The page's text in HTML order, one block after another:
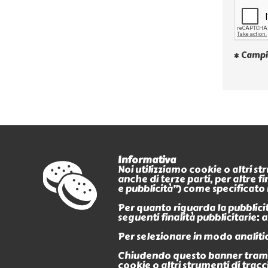
*
PAGAMENTI
CERTIFICATI
Informativa
Noi utilizziamo cookie o altri
anche di terze parti, per altre
e pubblicità”) come
Per quanto riguarda la
seguenti finalità pubblicitarie:
Per selezionare in modo
Chiudendo questo banner